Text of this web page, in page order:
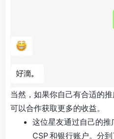
当然，如果你自己有合适的
可以合作获取更多的收益。
这位星友通过自己的
CSP 和银行账户。分到